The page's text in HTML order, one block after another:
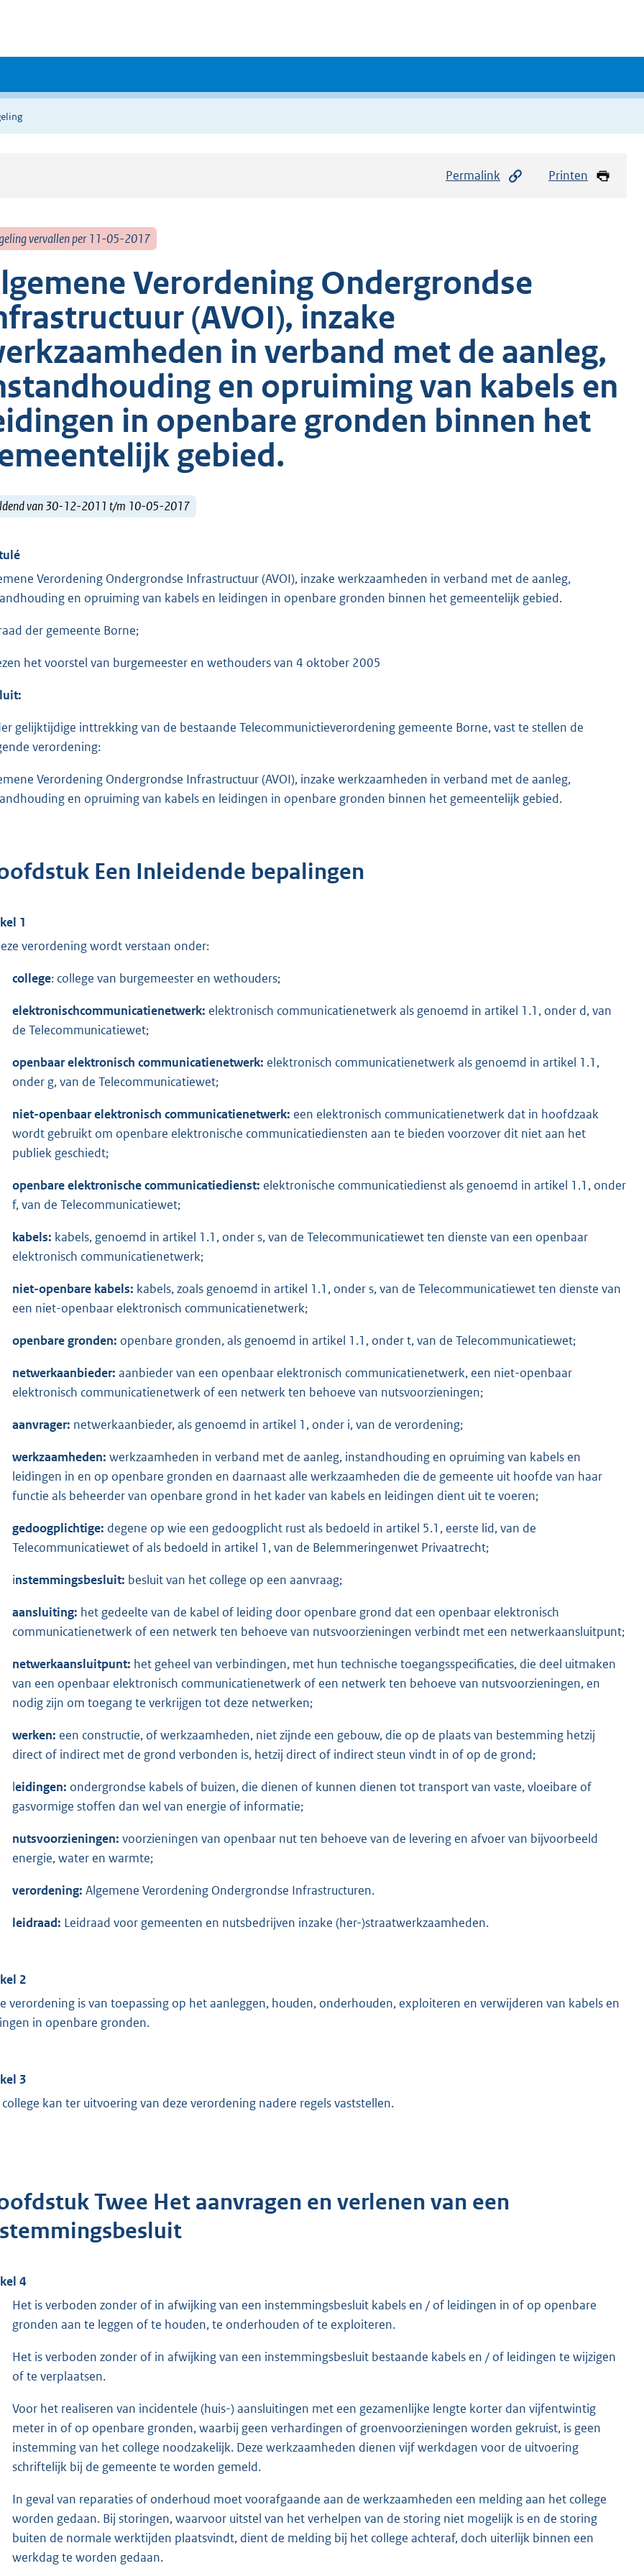
Permalink Printen
vervallen per 11-05-2017
Verordening Ondergrondse
(AVOI), inzake
in verband met de aanleg,
en opruiming van kabels en
in openbare gronden binnen het
gebied.
van 30-12-2011 t/m 10-05-2017
Verordening Ondergrondse Infrastructuur (AVOI), inzake werkzaamheden in verband met de aanleg,
en opruiming van kabels en leidingen in openbare gronden binnen het gemeentelijk gebied.
der gemeente Borne;
het voorstel van burgemeester en wethouders van 4 oktober 2005
gelijktijdige inttrekking van de bestaande Telecommunictieverordening gemeente Borne, vast te stellen de
verordening:
Verordening Ondergrondse Infrastructuur (AVOI), inzake werkzaamheden in verband met de aanleg,
en opruiming van kabels en leidingen in openbare gronden binnen het gemeentelijk gebied.
Een Inleidende bepalingen
1
verordening wordt verstaan onder:
college: college van burgemeester en wethouders;
elektronischcommunicatienetwerk: elektronisch communicatienetwerk als genoemd in artikel 1.1, onder d, van
de Telecommunicatiewet;
openbaar elektronisch communicatienetwerk: elektronisch communicatienetwerk als genoemd in artikel 1.1,
onder g, van de Telecommunicatiewet;
niet-openbaar elektronisch communicatienetwerk: een elektronisch communicatienetwerk dat in hoofdzaak
wordt gebruikt om openbare elektronische communicatiediensten aan te bieden voorzover dit niet aan het
publiek geschiedt;
openbare elektronische communicatiedienst: elektronische communicatiedienst als genoemd in artikel 1.1, onder
f, van de Telecommunicatiewet;
kabels: kabels, genoemd in artikel 1.1, onder s, van de Telecommunicatiewet ten dienste van een openbaar
elektronisch communicatienetwerk;
niet-openbare kabels: kabels, zoals genoemd in artikel 1.1, onder s, van de Telecommunicatiewet ten dienste van
een niet-openbaar elektronisch communicatienetwerk;
openbare gronden: openbare gronden, als genoemd in artikel 1.1, onder t, van de Telecommunicatiewet;
netwerkaanbieder: aanbieder van een openbaar elektronisch communicatienetwerk, een niet-openbaar
elektronisch communicatienetwerk of een netwerk ten behoeve van nutsvoorzieningen;
aanvrager: netwerkaanbieder, als genoemd in artikel 1, onder i, van de verordening;
werkzaamheden: werkzaamheden in verband met de aanleg, instandhouding en opruiming van kabels en
leidingen in en op openbare gronden en daarnaast alle werkzaamheden die de gemeente uit hoofde van haar
functie als beheerder van openbare grond in het kader van kabels en leidingen dient uit te voeren;
gedoogplichtige: degene op wie een gedoogplicht rust als bedoeld in artikel 5.1, eerste lid, van de
Telecommunicatiewet of als bedoeld in artikel 1, van de Belemmeringenwet Privaatrecht;
instemmingsbesluit: besluit van het college op een aanvraag;
aansluiting: het gedeelte van de kabel of leiding door openbare grond dat een openbaar elektronisch
communicatienetwerk of een netwerk ten behoeve van nutsvoorzieningen verbindt met een netwerkaansluitpunt;
netwerkaansluitpunt: het geheel van verbindingen, met hun technische toegangsspecificaties, die deel uitmaken
van een openbaar elektronisch communicatienetwerk of een netwerk ten behoeve van nutsvoorzieningen, en
nodig zijn om toegang te verkrijgen tot deze netwerken;
werken: een constructie, of werkzaamheden, niet zijnde een gebouw, die op de plaats van bestemming hetzij
direct of indirect met de grond verbonden is, hetzij direct of indirect steun vindt in of op de grond;
leidingen: ondergrondse kabels of buizen, die dienen of kunnen dienen tot transport van vaste, vloeibare of
gasvormige stoffen dan wel van energie of informatie;
nutsvoorzieningen: voorzieningen van openbaar nut ten behoeve van de levering en afvoer van bijvoorbeeld
energie, water en warmte;
verordening: Algemene Verordening Ondergrondse Infrastructuren.
leidraad: Leidraad voor gemeenten en nutsbedrijven inzake (her-)straatwerkzaamheden.
2
verordening is van toepassing op het aanleggen, houden, onderhouden, exploiteren en verwijderen van kabels en
in openbare gronden.
3
kan ter uitvoering van deze verordening nadere regels vaststellen.
Twee Het aanvragen en verlenen van een
4
Het is verboden zonder of in afwijking van een instemmingsbesluit kabels en / of leidingen in of op openbare
gronden aan te leggen of te houden, te onderhouden of te exploiteren.
Het is verboden zonder of in afwijking van een instemmingsbesluit bestaande kabels en / of leidingen te wijzigen
of te verplaatsen.
Voor het realiseren van incidentele (huis-) aansluitingen met een gezamenlijke lengte korter dan vijfentwintig
meter in of op openbare gronden, waarbij geen verhardingen of groenvoorzieningen worden gekruist, is geen
instemming van het college noodzakelijk. Deze werkzaamheden dienen vijf werkdagen voor de uitvoering
schriftelijk bij de gemeente te worden gemeld.
In geval van reparaties of onderhoud moet voorafgaande aan de werkzaamheden een melding aan het college
worden gedaan. Bij storingen, waarvoor uitstel van het verhelpen van de storing niet mogelijk is en de storing
buiten de normale werktijden plaatsvindt, dient de melding bij het college achteraf, doch uiterlijk binnen een
werkdag te worden gedaan.